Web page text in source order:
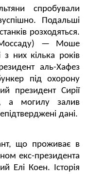
спробували
Подальші
розходяться.
Моссаду) — Моше
них кілька років
аль-Хафез
під охорону
президент Сирії
а могилу залив
дані.
що проживає в
екс-президента
Елі Коен. Історія